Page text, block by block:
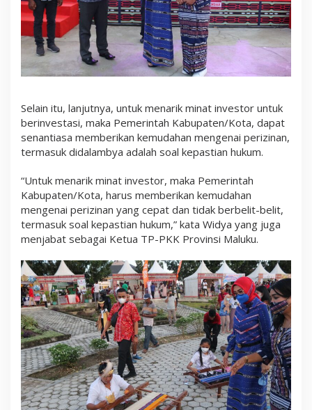
Selain itu, lanjutnya, untuk menarik minat investor untuk
berinvestasi, maka Pemerintah Kabupaten/Kota, dapat
senantiasa memberikan kemudahan mengenai perizinan,
termasuk didalambya adalah soal kepastian hukum.
“Untuk menarik minat investor, maka Pemerintah
Kabupaten/Kota, harus memberikan kemudahan
mengenai perizinan yang cepat dan tidak berbelit-belit,
termasuk soal kepastian hukum,” kata Widya yang juga
menjabat sebagai Ketua TP-PKK Provinsi Maluku.